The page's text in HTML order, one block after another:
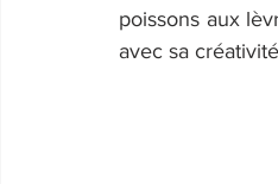
poissons aux
avec sa